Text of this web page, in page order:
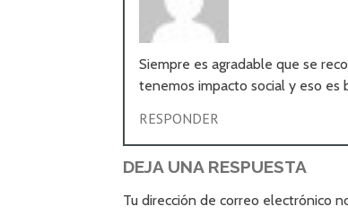
Siempre es agradable que se
tenemos impacto social y eso es
RESPONDER
DEJA UNA RESPUESTA
Tu dirección de correo electrónico